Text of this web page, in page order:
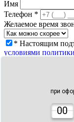
при
00
Имя
Телефон *
Желаемое время
* Настоящим
условиями
Номер заказа *
* Настоящим
условиями